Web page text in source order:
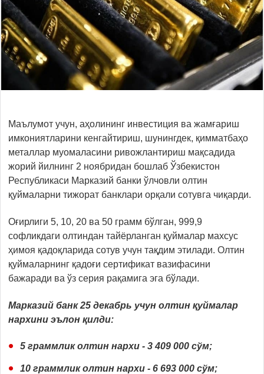
Маълумот учун, аҳолининг инвестиция ва жамғариш
имкониятларини кенгайтириш, шунингдек, қимматбаҳо
металлар муомаласини ривожлантириш мақсадида
жорий йилнинг 2 ноябридан бошлаб Ўзбекистон
Республикаси Марказий банки ўлчовли олтин
қуймаларни тижорат банклари орқали сотувга чиқарди.
Оғирлиги 5, 10, 20 ва 50 грамм бўлган, 999,9
софликдаги олтиндан тайёрланган қуймалар махсус
ҳимоя қадоқларида сотув учун тақдим этилади. Олтин
қуймаларнинг қадоғи сертификат вазифасини
бажаради ва ўз серия рақамига эга бўлади.
Марказий банк 25 декабрь учун олтин қуймалар
нархини эълон қилди:
5 граммлик олтин нархи - 3 409 000 сўм;
10 граммлик олтин нархи - 6 693 000 сўм;